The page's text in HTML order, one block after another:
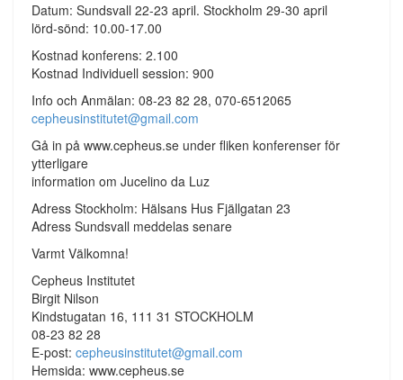
Datum: Sundsvall 22-23 april. Stockholm 29-30 april
lörd-sönd: 10.00-17.00
Kostnad konferens: 2.100
Kostnad Individuell session: 900
Info och Anmälan: 08-23 82 28, 070-6512065
cepheusinstitutet@gmail.com
Gå in på www.cepheus.se under fliken konferenser för
ytterligare
information om Jucelino da Luz
Adress Stockholm: Hälsans Hus Fjällgatan 23
Adress Sundsvall meddelas senare
Varmt Välkomna!
Cepheus Institutet
Birgit Nilson
Kindstugatan 16, 111 31 STOCKHOLM
08-23 82 28
E-post: cepheusinstitutet@gmail.com
Hemsida: www.cepheus.se